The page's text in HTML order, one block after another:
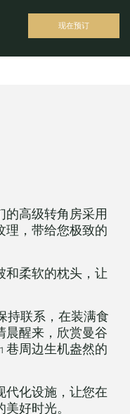
现在预订
的高级转角房采用
理，带给您极致的
和柔软的枕头，让
持联系，在装满食
晨醒来，欣赏曼谷
巷周边生机盎然的
代化设施，让您在
好时光。